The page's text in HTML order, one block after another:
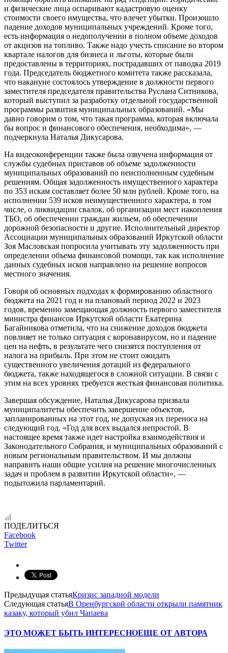
и физические лица оспаривают кадастровую оценку
стоимости своего имущества, что влечет убытки. Произошло
падение доходов муниципальных учреждений. Кроме того,
есть информация о недополучении в полном объеме доходов
от акцизов на топливо. Также надо учесть списание во втором
квартале налогов для бизнеса и льготы, которые были
предоставлены в территориях, пострадавших от паводка 2019
года. Председатель бюджетного комитета также рассказала,
что накануне состоялось утверждение в должности первого
заместителя председателя правительства Руслана Ситникова,
который выступил за разработку отдельной государственной
программы развития муниципальных образований. «Мы
давно говорим о том, что такая программа, которая включала
бы вопрос и финансового обеспечения, необходима», —
подчеркнула Наталья Дикусарова.
На видеоконференции также была озвучена информация от
службы судебных приставов об объеме задолженности
муниципальных образований по неисполненным судебным
решениям. Общая задолженность имущественного характера
по 353 искам составляет более 50 млн рублей. Кроме того, на
исполнении 539 исков неимущественного характера, в том
числе, о ликвидации свалок, об организации мест накопления
ТБО, об обеспечении граждан жильем, об обеспечении
дорожной безопасности и другие. Исполнительный директор
Ассоциации муниципальных образований Иркутской области
Зоя Масловская попросила учитывать эту задолженность при
определении объема финансовой помощи, так как исполнение
данных судебных исков направлено на решение вопросов
местного значения.
Говоря об основных подходах к формированию областного
бюджета на 2021 год и на плановый период 2022 и 2023
годов, временно замещающая должность первого заместителя
министра финансов Иркутской области Екатерина
Багайникова отметила, что на снижение доходов бюджета
повлияет не только ситуация с коронавирусом, но и падение
цен на нефть, в результате чего снизятся поступления от
налога на прибыль. При этом не стоит ожидать
существенного увеличения дотаций из федерального
бюджета, также находящегося в сложной ситуации. В связи с
этим на всех уровнях требуется жесткая финансовая политика.
Завершая обсуждение, Наталья Дикусарова призвала
муниципалитеты обеспечить завершение объектов,
запланированных на этот год, не допуская их переноса на
следующий год. «Год для всех выдался непростой. В
настоящее время также идет настройка взаимодействия и
Законодательного Собрания, и муниципальных образований с
новым региональным правительством. И мы должны
направить наши общие усилия на решение многочисленных
задач и проблем в развитии Иркутской области», —
подытожила парламентарий.
ПОДЕЛИТЬСЯ
Facebook
Twitter
Предыдущая статьяКризис западной модели
Следующая статьяВ Оренбургской области открыли памятник
казаку, который убил Чапаева
ЭТО МОЖЕТ БЫТЬ ИНТЕРЕСНОЕЩЕ ОТ АВТОРА